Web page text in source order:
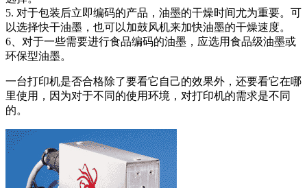
5. 对于包装后立即编码的产品，油墨的干燥时间尤为重要。可
以选择快干油墨，也可以加鼓风机来加快油墨的干燥速度。
6、对于一些需要进行食品编码的油墨，应选用食品级油墨或
环保型油墨。
一台打印机是否合格除了要看它自己的效果外，还要看它在哪
里使用，因为对于不同的使用环境，对打印机的需求是不同
的。